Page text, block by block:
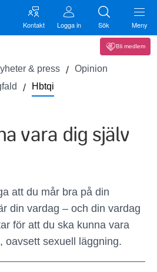
Kontakt Logga in Sök Meny
Bli medlem
& press
Opinion
Hbtqi
vara dig själv
att du mår bra på din
din vardag – och din vardag
för att du ska kunna vara
oavsett sexuell läggning.